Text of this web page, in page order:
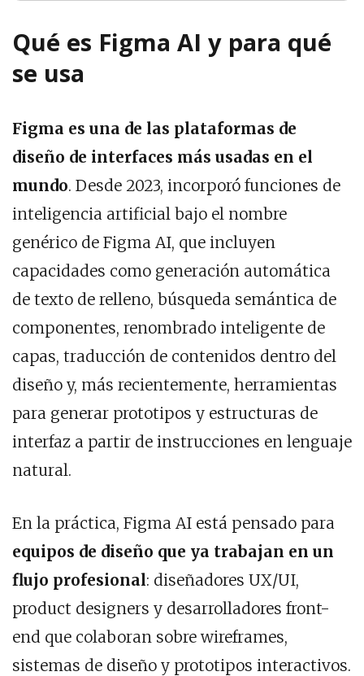
Qué es Figma AI y para qué
se usa
Figma es una de las plataformas de
diseño de interfaces más usadas en el
mundo. Desde 2023, incorporó funciones de
inteligencia artificial bajo el nombre
genérico de Figma AI, que incluyen
capacidades como generación automática
de texto de relleno, búsqueda semántica de
componentes, renombrado inteligente de
capas, traducción de contenidos dentro del
diseño y, más recientemente, herramientas
para generar prototipos y estructuras de
interfaz a partir de instrucciones en lenguaje
natural.
En la práctica, Figma AI está pensado para
equipos de diseño que ya trabajan en un
flujo profesional: diseñadores UX/UI,
product designers y desarrolladores front-
end que colaboran sobre wireframes,
sistemas de diseño y prototipos interactivos.